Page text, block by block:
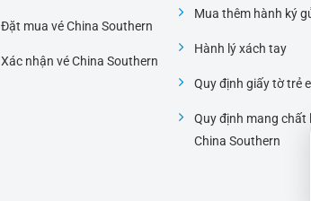
Đặt mua vé China Southern
Xác nhận vé China Southern
Mua thêm hành ký
Hành lý xách tay
Quy định giấy tờ trẻ
Quy định mang chất
China Southern